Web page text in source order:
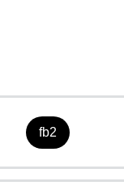
fb2